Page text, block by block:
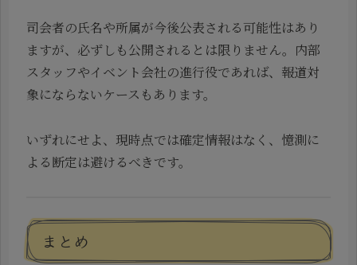
司会者の氏名や所属が今後公表される可能性はあり
ますが、必ずしも公開されるとは限りません。内部
スタッフやイベント会社の進行役であれば、報道対
象にならないケースもあります。
いずれにせよ、現時点では確定情報はなく、憶測に
よる断定は避けるべきです。
まとめ